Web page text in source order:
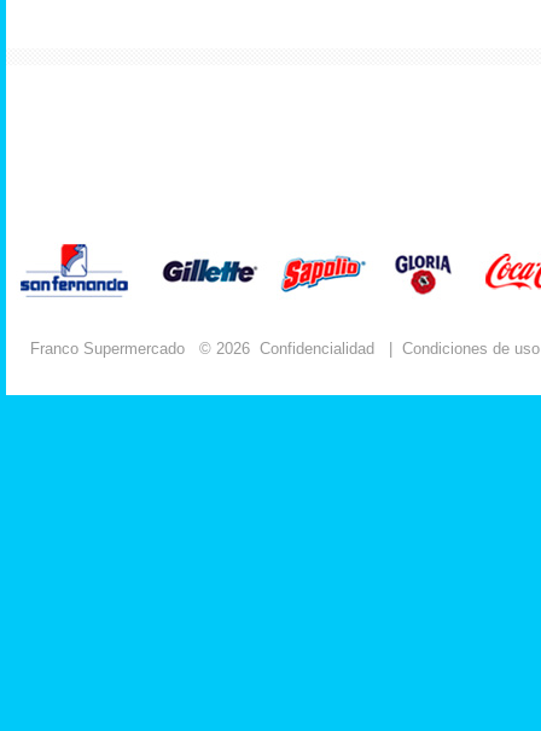
Franco Supermercado © 2026 Confidencialidad Condiciones de uso